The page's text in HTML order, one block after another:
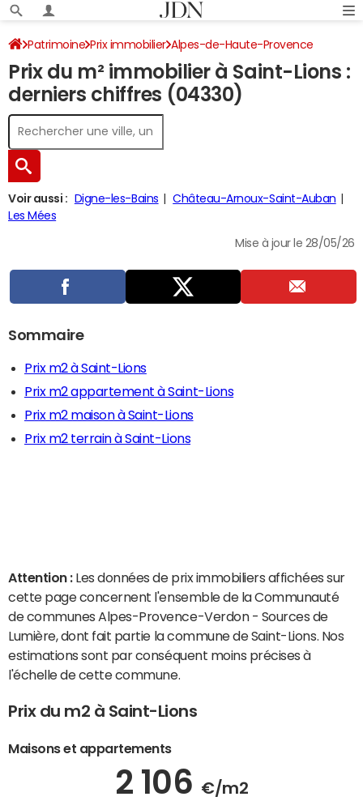
Patrimoine Prix immobilier Alpes-de-Haute-Provence
Saint-Lions
Prix du m² immobilier à Saint-Lions :
derniers chiffres (04330)
Voir aussi : Digne-les-Bains
Château-Arnoux-Saint-Auban
Les Mées
Mise à jour le 28/05/26
Sommaire
Prix m2 à Saint-Lions
Prix m2 appartement à Saint-Lions
Prix m2 maison à Saint-Lions
Prix m2 terrain à Saint-Lions
Attention : Les données de prix immobiliers affichées sur
cette page concernent l'ensemble de la Communauté
de communes Alpes-Provence-Verdon - Sources de
Lumière, dont fait partie la commune de Saint-Lions. Nos
estimations sont par conséquent moins précises à
l'échelle de cette commune.
Prix du m2 à Saint-Lions
Maisons et appartements
2 106 €/m2